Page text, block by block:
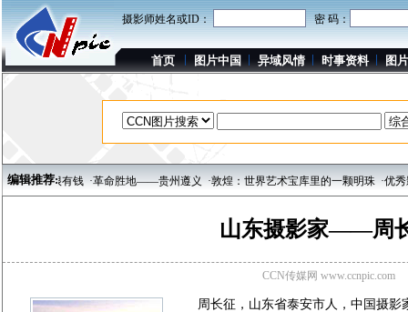
摄影师姓名或ID： 密 码：
首页 图片中国 异域风情 时事资料 图
编辑推荐:
豪很有钱 ·革命胜地——贵州遵义 ·敦煌：世界艺术宝库里的一颗明珠 ·优秀影人
山东摄影家——周
CCN传媒网 www.ccnpic.com
周长征，山东省泰安市人，中国摄影